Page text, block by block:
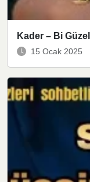
Kader – Bi
15 Ocak 2025